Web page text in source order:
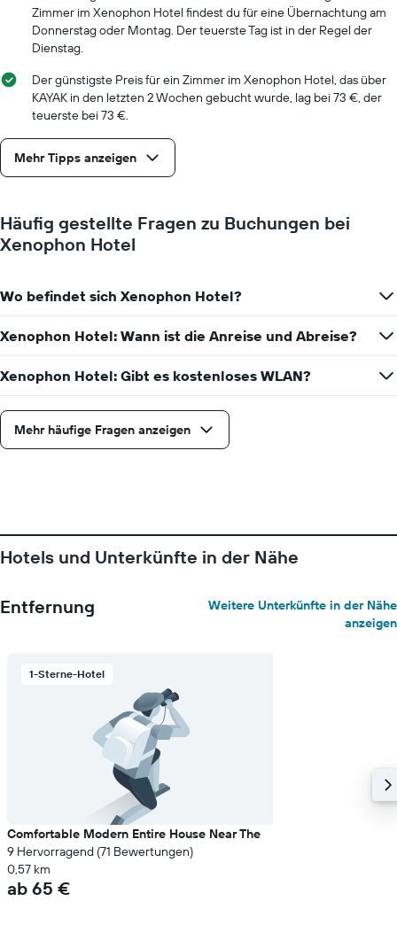
die
Anzahl
der
vor
dem
Aufenthalt
Das
Diagramm
hat
Achse,
die
Zimmerpreis
anzeigt
Zimmer im Xenophon Hotel findest du für eine Übernachtung am
Donnerstag oder Montag. Der teuerste Tag ist in der Regel der
Dienstag.
Der günstigste Preis für ein Zimmer im Xenophon Hotel, das über
KAYAK in den letzten 2 Wochen gebucht wurde, lag bei 73 €, der
teuerste bei 73 €.
Mehr Tipps anzeigen
Häufig gestellte Fragen zu Buchungen bei
Xenophon Hotel
Wo befindet sich Xenophon Hotel?
Xenophon Hotel: Wann ist die Anreise und Abreise?
Xenophon Hotel: Gibt es kostenloses WLAN?
Mehr häufige Fragen anzeigen
Hotels und Unterkünfte in der Nähe
Entfernung
Weitere Unterkünfte in der Nähe
anzeigen
1-Sterne-Hotel
Comfortable Modern Entire House Near The
9 Hervorragend (71 Bewertungen)
0,57 km
ab 65 €